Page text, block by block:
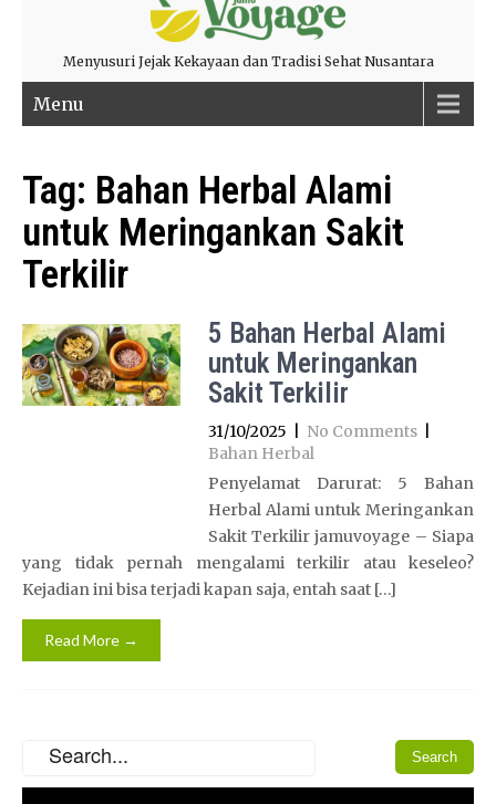
Menyusuri Jejak Kekayaan dan Tradisi Sehat Nusantara
Menu
Tag: Bahan Herbal Alami
untuk Meringankan Sakit
Terkilir
5 Bahan Herbal Alami
untuk Meringankan
Sakit Terkilir
31/10/2025 No Comments
Bahan Herbal
Penyelamat Darurat: 5 Bahan
Herbal Alami untuk Meringankan
Sakit Terkilir jamuvoyage – Siapa
yang tidak pernah mengalami terkilir atau keseleo?
Kejadian ini bisa terjadi kapan saja, entah saat […]
Read More →